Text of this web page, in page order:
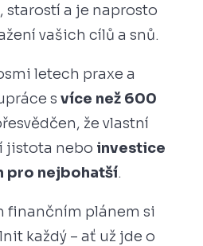
, starostí a je naprosto
vašich cílů a snů.
letech praxe a
svíce než 600
že vlastní
jistota nebo investice
pro nejbohatší.
finančním plánem si
každý – ať už jde o